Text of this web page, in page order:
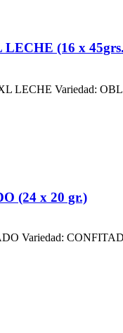
(16 x
LECHE Variedad:
(24 x 20 gr.)
Variedad: